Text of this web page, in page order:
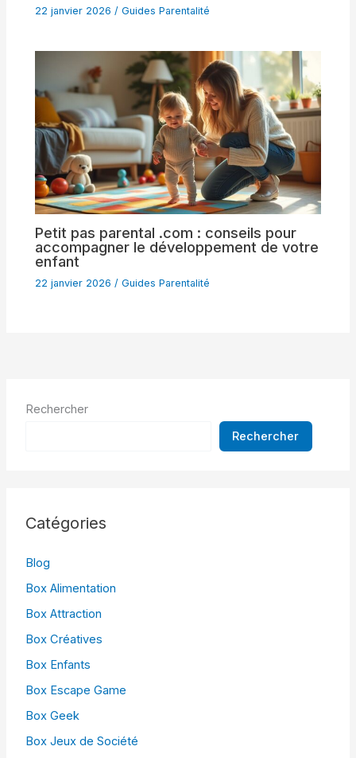
22 janvier 2026/Guides Parentalité
Petit pas parental .com : conseils pour
accompagner le développement de votre
enfant
22 janvier 2026/Guides Parentalité
Rechercher
Rechercher
Catégories
Blog
Box Alimentation
Box Attraction
Box Créatives
Box Enfants
Box Escape Game
Box Geek
Box Jeux de Société